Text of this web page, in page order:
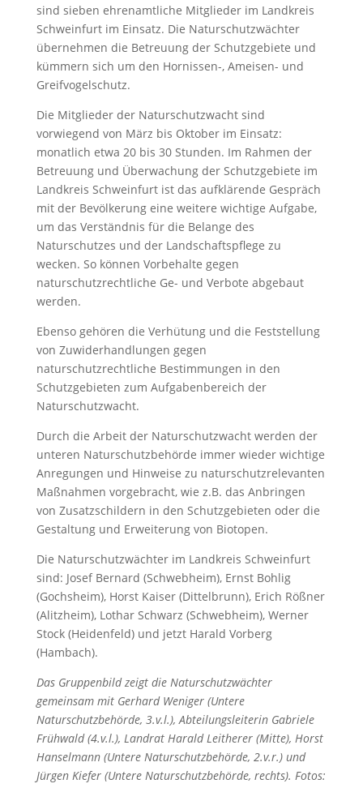
sind sieben ehrenamtliche Mitglieder im Landkreis
Schweinfurt im Einsatz. Die Naturschutzwächter
übernehmen die Betreuung der Schutzgebiete und
kümmern sich um den Hornissen-, Ameisen- und
Greifvogelschutz.
Die Mitglieder der Naturschutzwacht sind
vorwiegend von März bis Oktober im Einsatz:
monatlich etwa 20 bis 30 Stunden. Im Rahmen der
Betreuung und Überwachung der Schutzgebiete im
Landkreis Schweinfurt ist das aufklärende Gespräch
mit der Bevölkerung eine weitere wichtige Aufgabe,
um das Verständnis für die Belange des
Naturschutzes und der Landschaftspflege zu
wecken. So können Vorbehalte gegen
naturschutzrechtliche Ge- und Verbote abgebaut
werden.
Ebenso gehören die Verhütung und die Feststellung
von Zuwiderhandlungen gegen
naturschutzrechtliche Bestimmungen in den
Schutzgebieten zum Aufgabenbereich der
Naturschutzwacht.
Durch die Arbeit der Naturschutzwacht werden der
unteren Naturschutzbehörde immer wieder wichtige
Anregungen und Hinweise zu naturschutzrelevanten
Maßnahmen vorgebracht, wie z.B. das Anbringen
von Zusatzschildern in den Schutzgebieten oder die
Gestaltung und Erweiterung von Biotopen.
Die Naturschutzwächter im Landkreis Schweinfurt
sind: Josef Bernard (Schwebheim), Ernst Bohlig
(Gochsheim), Horst Kaiser (Dittelbrunn), Erich Rößner
(Alitzheim), Lothar Schwarz (Schwebheim), Werner
Stock (Heidenfeld) und jetzt Harald Vorberg
(Hambach).
Das Gruppenbild zeigt die Naturschutzwächter
gemeinsam mit Gerhard Weniger (Untere
Naturschutzbehörde, 3.v.l.), Abteilungsleiterin Gabriele
Frühwald (4.v.l.), Landrat Harald Leitherer (Mitte), Horst
Hanselmann (Untere Naturschutzbehörde, 2.v.r.) und
Jürgen Kiefer (Untere Naturschutzbehörde, rechts). Fotos: